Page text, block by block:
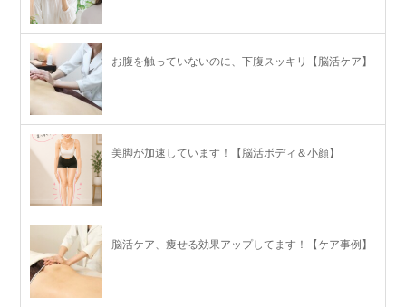
お腹を触っていないのに、下腹スッキリ【脳活ケア】
美脚が加速しています！【脳活ボディ＆小顔】
脳活ケア、痩せる効果アップしてます！【ケア事例】